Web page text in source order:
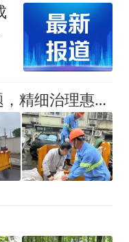
【探索】短驳上门破难题，精细治理惠民生——宝山区探索装修垃圾“上门短驳收运”模式